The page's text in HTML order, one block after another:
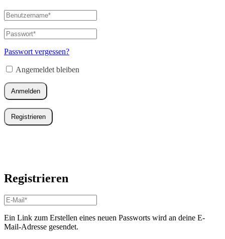
Benutzername
oder
E-
Mail-
Adresse*
Passwort*
Erforderlich
Passwort vergessen?
Angemeldet bleiben
Anmelden
Registrieren
Registrieren
E-
Mail-
Adresse*
Erforderlich
Ein Link zum Erstellen eines neuen Passworts wird an deine E-
Mail-Adresse gesendet.